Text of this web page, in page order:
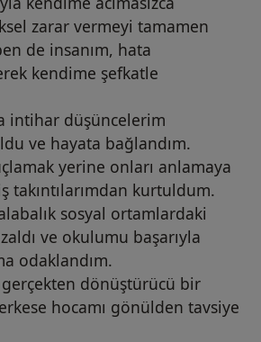
zarar vermeyi tamamen
de insanım, hata
kendime şefkatle
intihar düşüncelerim
ve hayata bağlandım.
yerine onları anlamaya
takıntılarımdan kurtuldum.
sosyal ortamlardaki
ve okulumu başarıyla
odaklandım.
dönüştürücü bir
hocamı gönülden tavsiye